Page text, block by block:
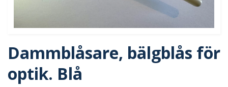
Dammblåsare, bälgblås för
optik. Blå